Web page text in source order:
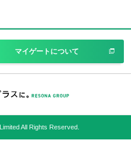
マイゲートについて
All Rights Reserved.